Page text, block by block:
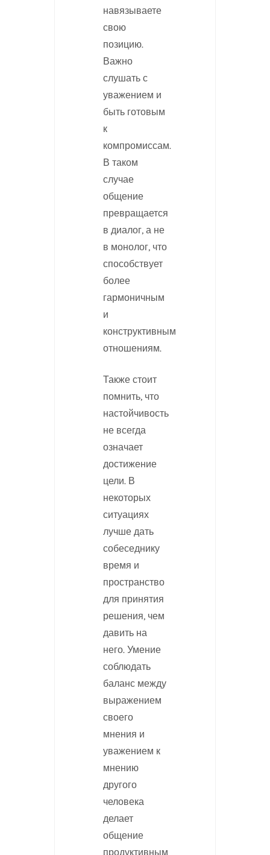
навязываете
свою
позицию.
Важно
слушать с
уважением и
быть готовым
к
компромиссам.
В таком
случае
общение
превращается
в диалог, а не
в монолог, что
способствует
более
гармоничным
и
конструктивным
отношениям.
Также стоит
помнить, что
настойчивость
не всегда
означает
достижение
цели. В
некоторых
ситуациях
лучше дать
собеседнику
время и
пространство
для принятия
решения, чем
давить на
него. Умение
соблюдать
баланс между
выражением
своего
мнения и
уважением к
мнению
другого
человека
делает
общение
продуктивным